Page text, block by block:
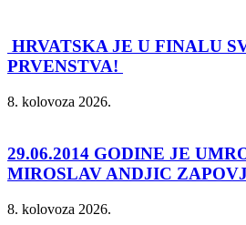
HRVATSKA JE U FINALU
PRVENSTVA!
8. kolovoza 2026.
29.06.2014 GODINE JE
MIROSLAV ANDJIC
8. kolovoza 2026.